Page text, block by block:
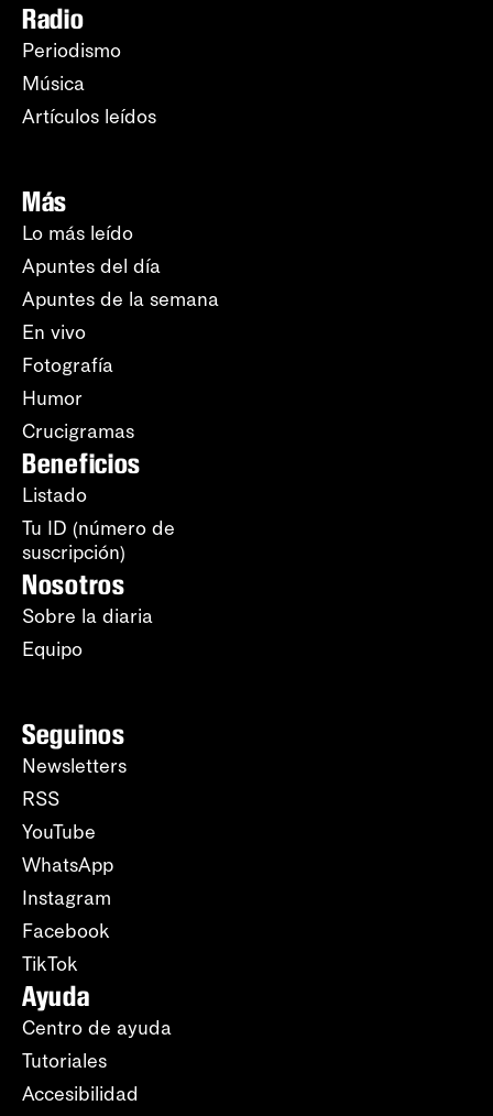
Radio
Periodismo
Música
Artículos leídos
Más
Lo más leído
Apuntes del día
Apuntes de la semana
En vivo
Fotografía
Humor
Crucigramas
Beneficios
Listado
Tu ID (número de
suscripción)
Nosotros
Sobre la diaria
Equipo
Seguinos
Newsletters
RSS
YouTube
WhatsApp
Instagram
Facebook
TikTok
Ayuda
Centro de ayuda
Tutoriales
Accesibilidad